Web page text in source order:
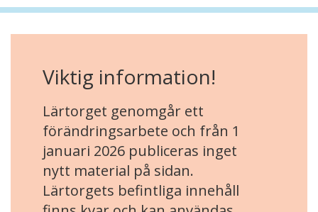
Viktig information!
Lärtorget genomgår ett
förändringsarbete och från 1
januari 2026 publiceras inget
nytt material på sidan.
Lärtorgets befintliga innehåll